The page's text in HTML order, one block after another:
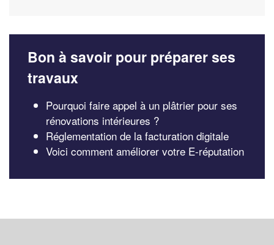
Bon à savoir pour préparer ses
travaux
Pourquoi faire appel à un plâtrier pour ses
rénovations intérieures ?
Réglementation de la facturation digitale
Voici comment améliorer votre E-réputation